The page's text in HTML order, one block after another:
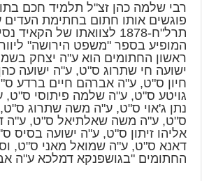
רבי שלמה כהן זצ"ל תלמיד חכם
פוגשים אותו חתום בחתימת
תרל"ח-1878 לצוואתו של
ראשון החתומים הוא ע"ה יצחק
ישועה חי שתרוג ס"ט, ע"ה ישועה
חיון ס"ט, ע"ה אברהם חיים ברדע
גויטע ס"ט, ע"ה שלמה פיתוסי ס"ט,
נתן ג'אוי ס"ט, ע"ה משה שתרוג
ס"ט, ע"ה משה שאלתיאל ס"ט, ע"ה
אליהו זיתון ס"ט, ע"ה ישועה בסיס
דאנא ס"ט, ע"ה שמואל מאני ס"ט,
החתומים "בגושפנקא דמלכא ע"ה